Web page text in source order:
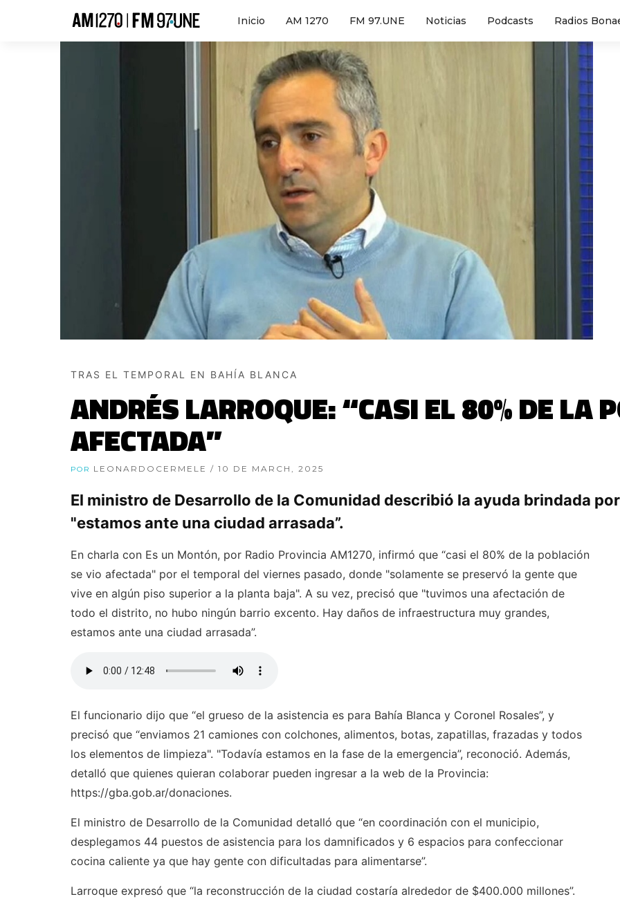
Inicio AM 1270 FM 97.UNE Noticias Podcasts Radios
TRAS EL TEMPORAL EN BAHÍA BLANCA
ANDRÉS LARROQUE: “CASI EL 80% DE LA
AFECTADA”
POR LEONARDOCERMELE / 10 DE MARCH, 2025
El ministro de Desarrollo de la Comunidad describió la ayuda brindada
"estamos ante una ciudad arrasada”.
En charla con Es un Montón, por Radio Provincia AM1270, infirmó que “casi el 80% de la población
se vio afectada" por el temporal del viernes pasado, donde "solamente se preservó la gente que
vive en algún piso superior a la planta baja". A su vez, precisó que "tuvimos una afectación de
todo el distrito, no hubo ningún barrio excento. Hay daños de infraestructura muy grandes,
estamos ante una ciudad arrasada”.
El funcionario dijo que “el grueso de la asistencia es para Bahía Blanca y Coronel Rosales”, y
precisó que “enviamos 21 camiones con colchones, alimentos, botas, zapatillas, frazadas y todos
los elementos de limpieza". "Todavía estamos en la fase de la emergencia”, reconoció. Además,
detalló que quienes quieran colaborar pueden ingresar a la web de la Provincia:
https://gba.gob.ar/donaciones.
El ministro de Desarrollo de la Comunidad detalló que “en coordinación con el municipio,
desplegamos 44 puestos de asistencia para los damnificados y 6 espacios para confeccionar
cocina caliente ya que hay gente con dificultadas para alimentarse”.
Larroque expresó que “la reconstrucción de la ciudad costaría alrededor de $400.000 millones”.